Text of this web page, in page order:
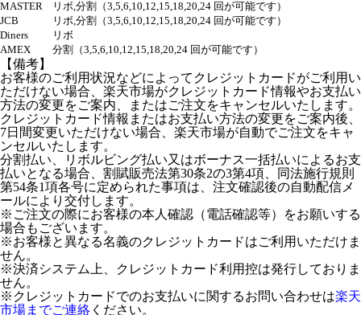
MASTER
リボ,分割（3,5,6,10,12,15,18,20,24 回が可能です）
JCB
リボ,分割（3,5,6,10,12,15,18,20,24 回が可能です）
Diners
リボ
AMEX
分割（3,5,6,10,12,15,18,20,24 回が可能です）
【備考】
お客様のご利用状況などによってクレジットカードがご利用い
ただけない場合、楽天市場がクレジットカード情報やお支払い
方法の変更をご案内、またはご注文をキャンセルいたします。
クレジットカード情報またはお支払い方法の変更をご案内後、
7日間変更いただけない場合、楽天市場が自動でご注文をキャ
ンセルいたします。
分割払い、リボルビング払い又はボーナス一括払いによるお支
払いとなる場合、割賦販売法第30条2の3第4項、同法施行規則
第54条1項各号に定められた事項は、注文確認後の自動配信メ
ールにより交付します。
※ご注文の際にお客様の本人確認（電話確認等）をお願いする
場合もございます。
※お客様と異なる名義のクレジットカードはご利用いただけま
せん。
※決済システム上、クレジットカード利用控は発行しておりま
せん。
※クレジットカードでのお支払いに関するお問い合わせは楽天
市場までご連絡 ください。